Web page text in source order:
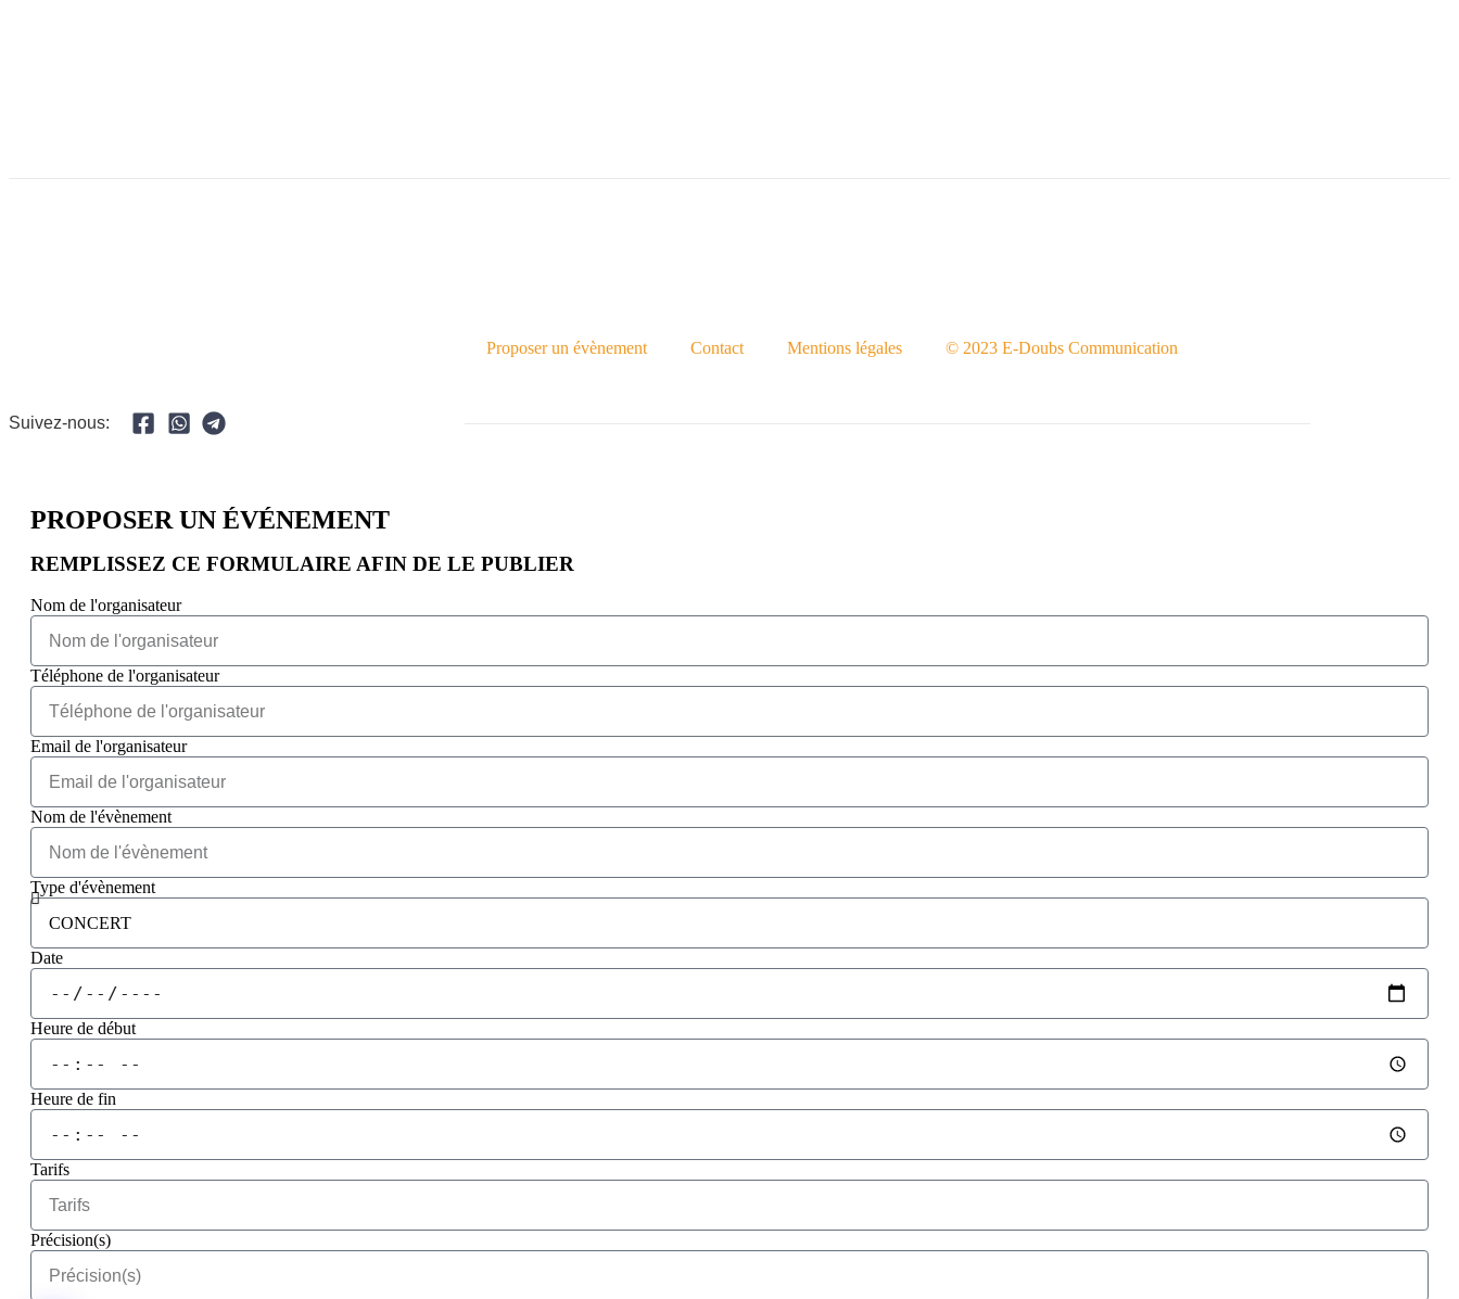
Proposer un évènement Contact Mentions légales © 2023 E-Doubs Communication
Suivez-nous:
PROPOSER UN ÉVÉNEMENT​
REMPLISSEZ CE FORMULAIRE AFIN DE LE PUBLIER
Nom de l'organisateur
Téléphone de l'organisateur
Email de l'organisateur
Nom de l'évènement
Type d'évènement
Date
Heure de début
Heure de fin
Tarifs
Précision(s)